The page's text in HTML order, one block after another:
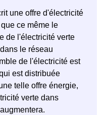
une offre d'électricité
ce même le
de l'électricité verte
le réseau
de l'électricité est
est distribuée
telle offre énergie,
verte dans